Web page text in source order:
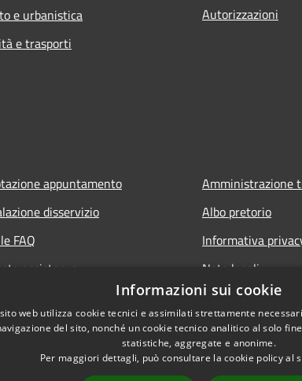
e urbanistica
e trasporti
Autorizzazioni
appuntamento
disservizio
FAQ
assistenza
Amministrazione
Albo pretorio
Informativa
Note legali
Dichiarazione di
Informazioni sui cookie
web utilizza cookie tecnici e assimilati strettamente
del sito, nonché un cookie tecnico analitico al solo
statistiche, aggregate e anonime.
Per maggiori dettagli, può consultare la cookie policy al